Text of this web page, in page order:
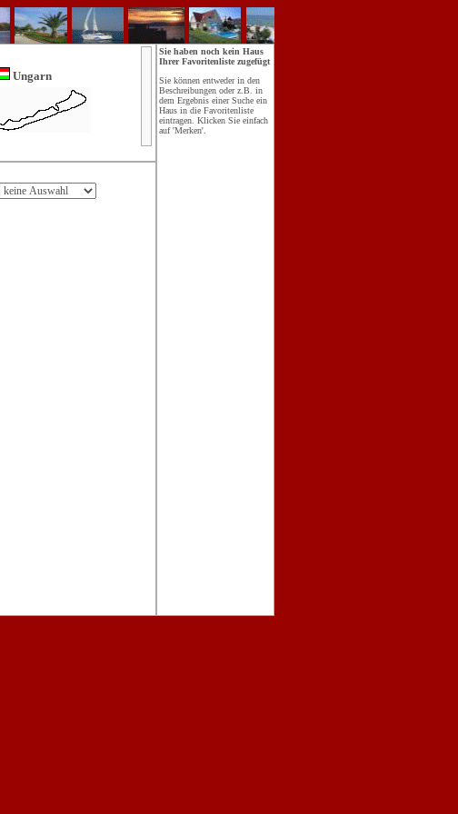
Ungarn
Sie haben noch kein Haus
Ihrer Favoritenliste zugefügt
Sie können entweder in den
Beschreibungen oder z.B. in
dem Ergebnis einer Suche ein
Haus in die Favoritenliste
eintragen. Klicken Sie einfach
auf 'Merken'.